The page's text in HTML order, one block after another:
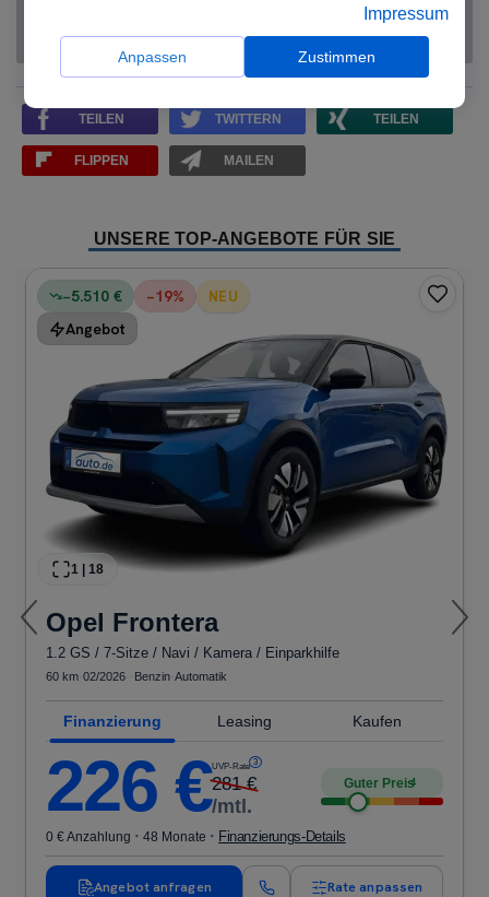
VAN
TEILEN TWITTERN TEILEN
FLIPPEN MAILEN
UNSERE TOP-ANGEBOTE FÜR SIE
−5.510 € −19% NEU
Angebot
1 | 18
Opel Frontera
1.2 GS / 7-Sitze / Navi / Kamera / Einparkhilfe
60 km 02/2026 Benzin Automatik
Finanzierung Leasing Kaufen
226 €UVP-Rate 3
281€
/mtl.
Guter Preis4
0 € Anzahlung · 48 Monate · Finanzierungs-Details
Angebot anfragen Rate anpassen
anpassen. Dies ist auch später jederzeit im Bereich
Cookie-Richtliniemöglich. Weitere Informationen finden
Sie in unsererDatenschutzerklärung .
Impressum
Anpassen Zustimmen